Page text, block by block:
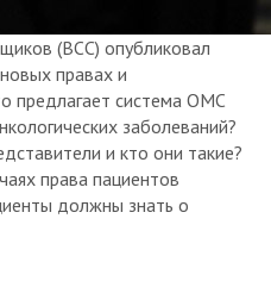
(ВСС) опубликовал
правах и
предлагает система ОМС
заболеваний?
и кто они такие?
права пациентов
должны знать о